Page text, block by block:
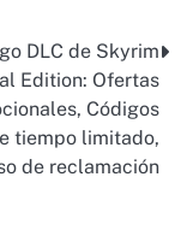
DLC de Skyrim
Edition: Ofertas
Códigos
tiempo limitado,
de reclamación